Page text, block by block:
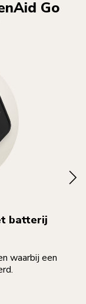
Go
batterij
waarbij een